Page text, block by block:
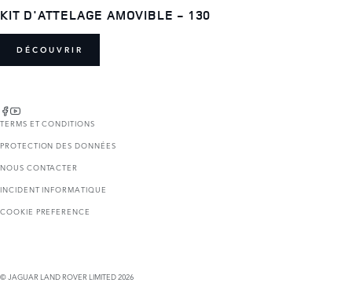
KIT D'ATTELAGE AMOVIBLE - 130
DÉCOUVRIR
TERMS ET CONDITIONS
PROTECTION DES DONNÉES
NOUS CONTACTER
INCIDENT INFORMATIQUE
COOKIE PREFERENCE
© JAGUAR LAND ROVER LIMITED 2026